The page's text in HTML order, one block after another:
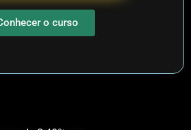
o curso